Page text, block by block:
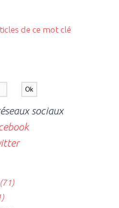
de ce mot clé
sociaux
(71)